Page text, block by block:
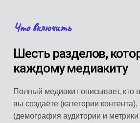
Что включить
Шесть разделов,
каждому медиакиту
Полный медиакит описывает, кто
вы создаёте (категории
(демография аудитории и метрики